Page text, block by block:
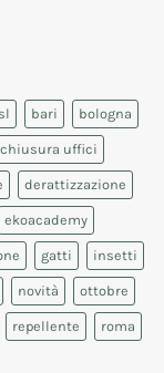
bari bologna
chiusura uffici
derattizzazione
ekoacademy
gatti insetti
novità ottobre
repellente roma